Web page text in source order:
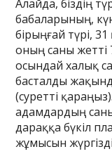
Алайда, біздің
бабаларының,
бірыңғай түрі,
оның саны жетті
осындай халық
басталды
(суретті
адамдардың
дараққа бүкіл
жұмысын